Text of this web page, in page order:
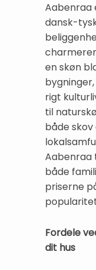
dansk-
en skøn
rigt
til
både
både
priserne
Fordele
dit hus